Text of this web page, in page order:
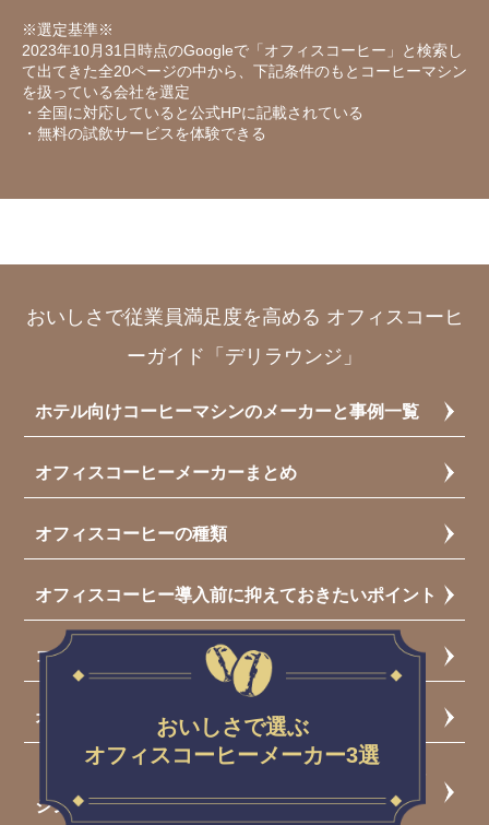
※選定基準※
2023年10月31日時点のGoogleで「オフィスコーヒー」と検索し
て出てきた全20ページの中から、下記条件のもとコーヒーマシン
を扱っている会社を選定
・全国に対応していると公式HPに記載されている
・無料の試飲サービスを体験できる
おいしさで選ぶ
オフィスコーヒーメーカー3選
おいしさで従業員満足度を高める オフィスコーヒ
ーガイド「デリラウンジ」
ホテル向けコーヒーマシンのメーカーと事例一覧
オフィスコーヒーメーカーまとめ
オフィスコーヒーの種類
オフィスコーヒー導入前に抑えておきたいポイント
コーヒーの豆知識
オフィスコーヒーと福利厚生
シンのメンテナンスとは？